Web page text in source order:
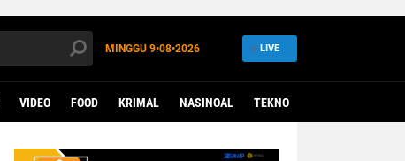
MINGGU 9•08•2026 LIVE
VIDEO FOOD KRIMAL NASINOAL TEKNO